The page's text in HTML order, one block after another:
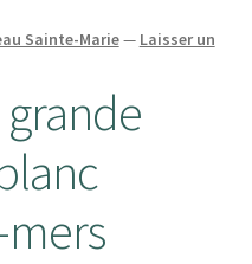
Sainte-Marie— Laisser un